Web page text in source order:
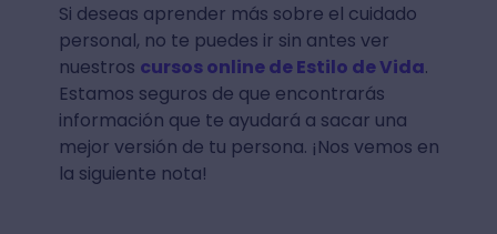
Si deseas aprender más sobre el cuidado
personal, no te puedes ir sin antes ver
nuestros cursos online de Estilo de Vida.
Estamos seguros de que encontrarás
información que te ayudará a sacar una
mejor versión de tu persona. ¡Nos vemos en
la siguiente nota!